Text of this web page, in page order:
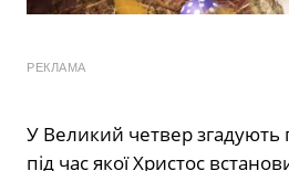
РЕКЛАМА
У Великий четвер
під час якої Христос